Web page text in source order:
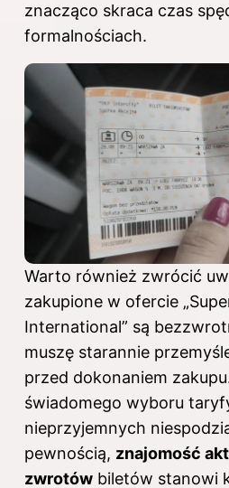
znacząco skraca czas
formalnościach.
Warto również zwrócić
zakupione w ofercie
International” są
muszę starannie
przed dokonaniem
świadomego wyboru
nieprzyjemnych
pewnością, znajomość
zwrotów biletów stanowi